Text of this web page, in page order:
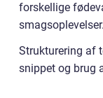
forskellige
smagsoplevelser.
Strukturering af
snippet og brug